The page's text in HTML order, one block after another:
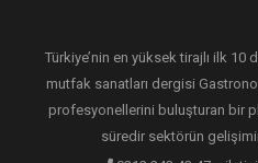
Türkiye’nin en yüksek tirajlı ilk 10
mutfak sanatları dergisi
profesyonellerini buluşturan bir
süredir sektörün